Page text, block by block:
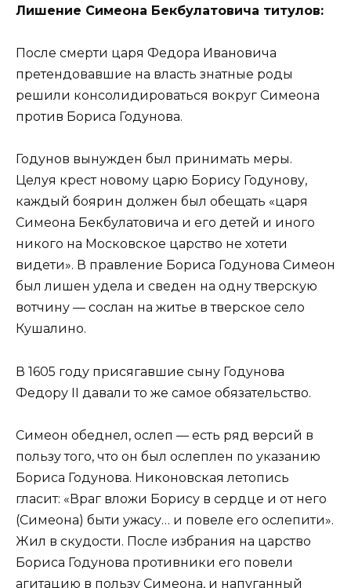
Лишение Симеона Бекбулатовича титулов:
После смерти царя Федора Ивановича
претендовавшие на власть знатные роды
решили консолидироваться вокруг Симеона
против Бориса Годунова.
Годунов вынужден был принимать меры.
Целуя крест новому царю Борису Годунову,
каждый боярин должен был обещать «царя
Симеона Бекбулатовича и его детей и иного
никого на Московское царство не хотети
видети». В правление Бориса Годунова Симеон
был лишен удела и сведен на одну тверскую
вотчину — сослан на житье в тверское село
Кушалино.
В 1605 году присягавшие сыну Годунова
Федору II давали то же самое обязательство.
Симеон обеднел, ослеп — есть ряд версий в
пользу того, что он был ослеплен по указанию
Бориса Годунова. Никоновская летопись
гласит: «Враг вложи Борису в сердце и от него
(Симеона) быти ужасу… и повеле его ослепити».
Жил в скудости. После избрания на царство
Бориса Годунова противники его повели
агитацию в пользу Симеона, и напуганный